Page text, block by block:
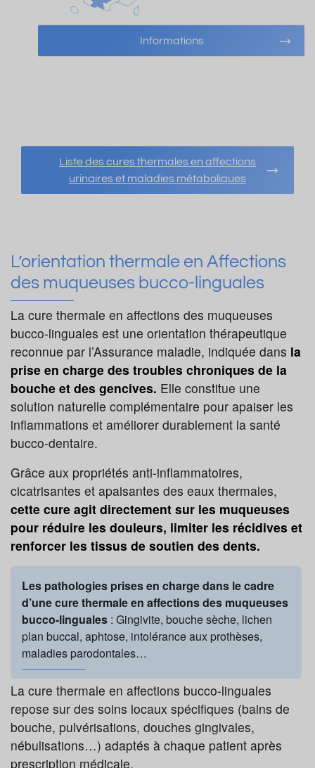
Informations
Liste des cures thermales en affections
urinaires et maladies métaboliques
L’orientation thermale en Affections
des muqueuses bucco-linguales
La cure thermale en affections des muqueuses
bucco-linguales est une orientation thérapeutique
reconnue par l’Assurance maladie, indiquée dans la
prise en charge des troubles chroniques de la
bouche et des gencives. Elle constitue une
solution naturelle complémentaire pour apaiser les
inflammations et améliorer durablement la santé
bucco-dentaire.
Grâce aux propriétés anti-inflammatoires,
cicatrisantes et apaisantes des eaux thermales,
cette cure agit directement sur les muqueuses
pour réduire les douleurs, limiter les récidives et
renforcer les tissus de soutien des dents.
Les pathologies prises en charge dans le cadre
d’une cure thermale en affections des muqueuses
bucco-linguales : Gingivite, bouche sèche, lichen
plan buccal, aphtose, intolérance aux prothèses,
maladies parodontales…
La cure thermale en affections bucco-linguales
repose sur des soins locaux spécifiques (bains de
bouche, pulvérisations, douches gingivales,
nébulisations…) adaptés à chaque patient après
prescription médicale.